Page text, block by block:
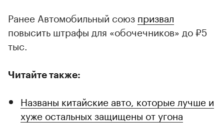
Ранее Автомобильный союз призвал
повысить штрафы для «обочечников» до ₽5
тыс.
Читайте также:
Названы китайские авто, которые лучше и
хуже остальных защищены от угона